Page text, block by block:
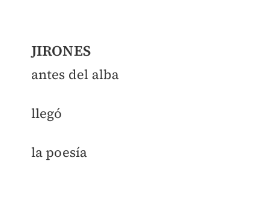
JIRONES
antes del alba
llegó
la poesía